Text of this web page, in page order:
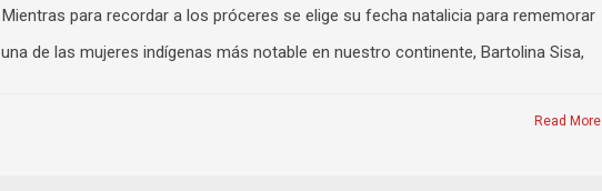
para recordar a los próceres se elige su fecha natalicia para rememorar
de las mujeres indígenas más notable en nuestro continente, Bartolina Sisa,
Read More